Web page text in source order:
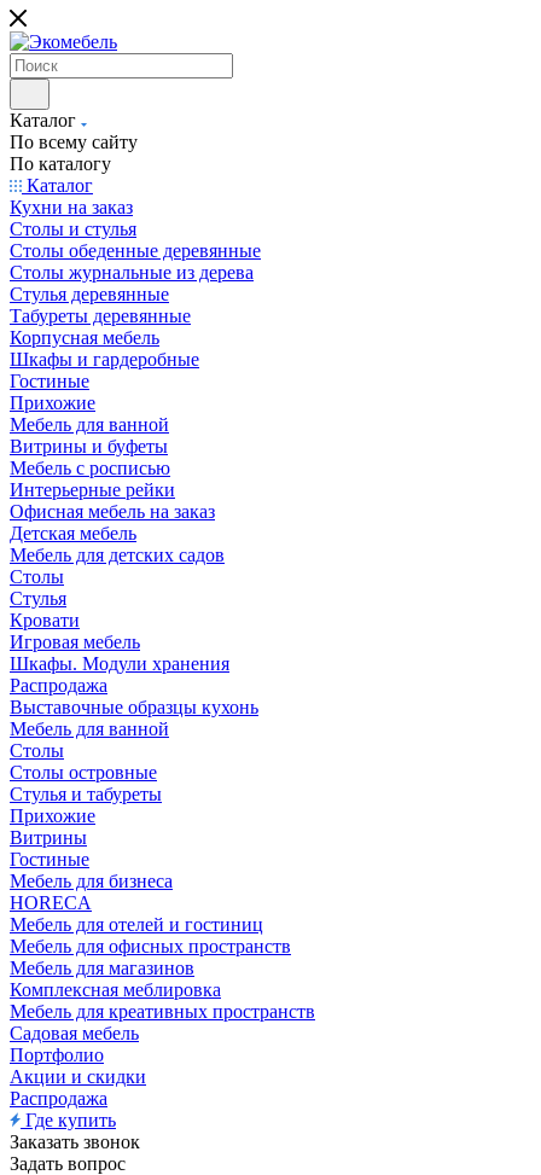
Каталог
По всему сайту
По каталогу
Каталог
Кухни на заказ
Столы и стулья
Столы обеденные деревянные
Столы журнальные из дерева
Стулья деревянные
Табуреты деревянные
Корпусная мебель
Шкафы и гардеробные
Гостиные
Прихожие
Мебель для ванной
Витрины и буфеты
Мебель с росписью
Интерьерные рейки
Офисная мебель на заказ
Детская мебель
Мебель для детских садов
Столы
Стулья
Кровати
Игровая мебель
Шкафы. Модули хранения
Распродажа
Выставочные образцы кухонь
Мебель для ванной
Столы
Столы островные
Стулья и табуреты
Прихожие
Витрины
Гостиные
Мебель для бизнеса
HORECA
Мебель для отелей и гостиниц
Мебель для офисных пространств
Мебель для магазинов
Комплексная меблировка
Мебель для креативных пространств
Садовая мебель
Портфолио
Акции и скидки
Распродажа
Где купить
Заказать звонок
Задать вопрос